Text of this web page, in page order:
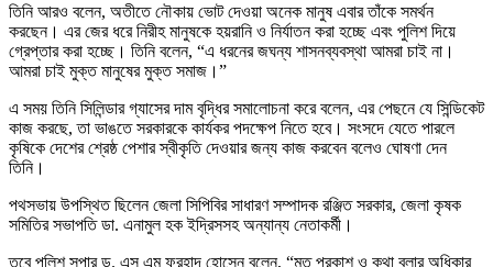
তিনি আরও বলেন, অতীতে নৌকায় ভোট দেওয়া অনেক মানুষ এবার তাঁকে সমর্থন
করছেন। এর জের ধরে নিরীহ মানুষকে হয়রানি ও নির্যাতন করা হচ্ছে এবং পুলিশ দিয়ে
গ্রেপ্তার করা হচ্ছে। তিনি বলেন, “এ ধরনের জঘন্য শাসনব্যবস্থা আমরা চাই না।
আমরা চাই মুক্ত মানুষের মুক্ত সমাজ।”
এ সময় তিনি সিলিন্ডার গ্যাসের দাম বৃদ্ধির সমালোচনা করে বলেন, এর পেছনে যে সিন্ডিকেট
কাজ করছে, তা ভাঙতে সরকারকে কার্যকর পদক্ষেপ নিতে হবে। সংসদে যেতে পারলে
কৃষিকে দেশের শ্রেষ্ঠ পেশার স্বীকৃতি দেওয়ার জন্য কাজ করবেন বলেও ঘোষণা দেন
তিনি।
পথসভায় উপস্থিত ছিলেন জেলা সিপিবির সাধারণ সম্পাদক রঞ্জিত সরকার, জেলা কৃষক
সমিতির সভাপতি ডা. এনামুল হক ইদ্রিসসহ অন্যান্য নেতাকর্মী।
তবে পুলিশ সুপার ড. এস এম ফরহাদ হোসেন বলেন, “মত প্রকাশ ও কথা বলার অধিকার